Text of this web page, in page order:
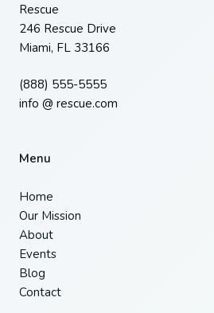
Rescue
246 Rescue Drive
Miami, FL 33166
(888) 555-5555
info @ rescue.com
Menu
Home
Our Mission
About
Events
Blog
Contact